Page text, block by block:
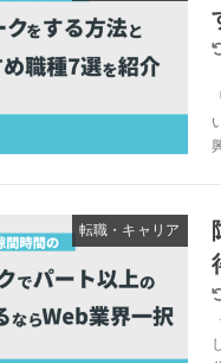
転職・キャリア